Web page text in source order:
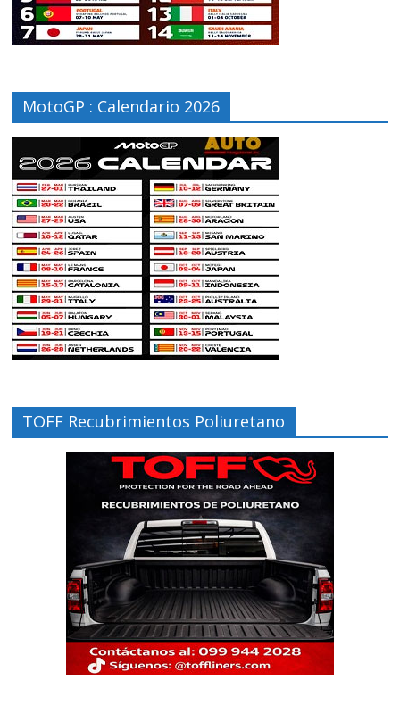
MotoGP : Calendario 2026
TOFF Recubrimientos Poliuretano